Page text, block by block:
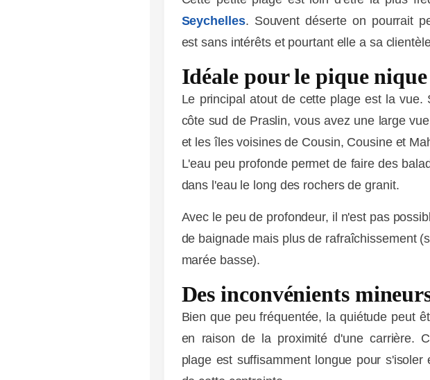
LES
Seychelles. Souvent déserte on pourrait
est sans intérêts et pourtant elle a sa
Idéale pour le pique nique
Le principal atout de cette plage est la vue.
côte sud de Praslin, vous avez une large
et les îles voisines de Cousin, Cousine et
L'eau peu profonde permet de faire des
dans l'eau le long des rochers de granit.
Avec le peu de profondeur, il n'est pas
de baignade mais plus de rafraîchissement
marée basse).
Des inconvénients
Bien que peu fréquentée, la quiétude peut
en raison de la proximité d'une carrière.
plage est suffisamment longue pour s'isoler